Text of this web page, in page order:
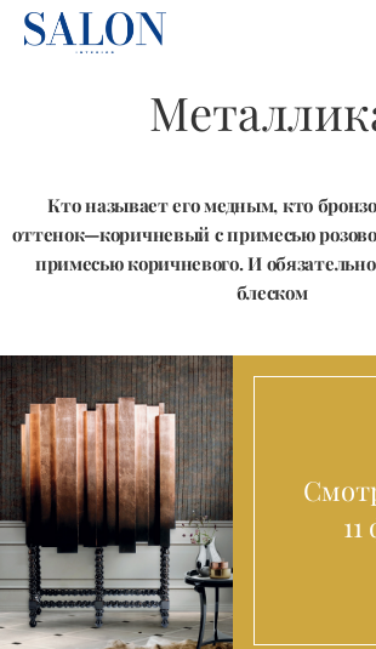
Кто называет его медным, кто
оттенок—коричневый с примесью
примесью коричневого. И
блеском